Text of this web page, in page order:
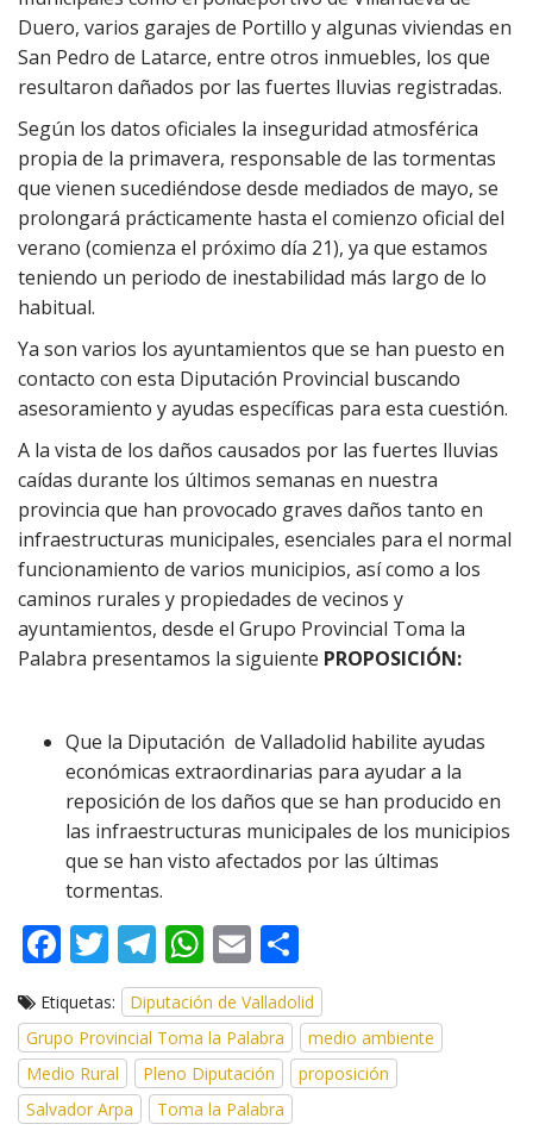
Duero, varios garajes de Portillo y algunas viviendas en
San Pedro de Latarce, entre otros inmuebles, los que
resultaron dañados por las fuertes lluvias registradas.
Según los datos oficiales la inseguridad atmosférica
propia de la primavera, responsable de las tormentas
que vienen sucediéndose desde mediados de mayo, se
prolongará prácticamente hasta el comienzo oficial del
verano (comienza el próximo día 21), ya que estamos
teniendo un periodo de inestabilidad más largo de lo
habitual.
Ya son varios los ayuntamientos que se han puesto en
contacto con esta Diputación Provincial buscando
asesoramiento y ayudas específicas para esta cuestión.
A la vista de los daños causados por las fuertes lluvias
caídas durante los últimos semanas en nuestra
provincia que han provocado graves daños tanto en
infraestructuras municipales, esenciales para el normal
funcionamiento de varios municipios, así como a los
caminos rurales y propiedades de vecinos y
ayuntamientos, desde el Grupo Provincial Toma la
Palabra presentamos la siguiente PROPOSICIÓN:
Que la Diputación de Valladolid habilite ayudas
económicas extraordinarias para ayudar a la
reposición de los daños que se han producido en
las infraestructuras municipales de los municipios
que se han visto afectados por las últimas
tormentas.
F
e
b
o
T
w
itt
er
T
el
e
gr
a
W
h
at
s
A
E
m
ai
l
o
m
p
ar
Etiquetas:
Diputación de Valladolid
Grupo Provincial Toma la Palabra
medio ambiente
Medio Rural
Pleno Diputación
proposición
Salvador Arpa
Toma la Palabra